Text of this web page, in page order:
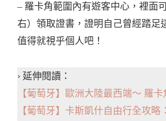
– 羅卡角範圍內有遊客中心，裡面
右）領取證書，證明自己曾經踏足
值得就視乎個人吧！
› 延伸閱讀：
【葡萄牙】歐洲大陸最西端～ 羅
【葡萄牙】卡斯凱什自由行全攻略